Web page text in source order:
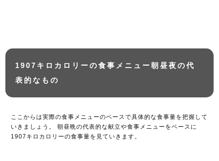
1907キロカロリーの食事メニュー朝昼夜の代
表的なもの
ここからは実際の食事メニューのベースで具体的な食事量を把握して
いきましょう。 朝昼晩の代表的な献立や食事メニューをベースに
1907キロカロリーの食事量を見ていきます。